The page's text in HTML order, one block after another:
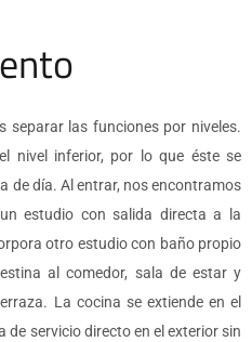
separar las funciones por niveles.
nivel inferior, por lo que éste se
de día. Al entrar, nos encontramos
estudio con salida directa a la
otro estudio con baño propio
al comedor, sala de estar y
La cocina se extiende en el
de servicio directo en el exterior sin